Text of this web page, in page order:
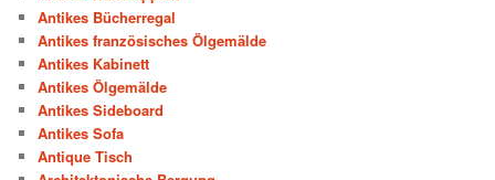
Antikes Bücherregal
Antikes französisches Ölgemälde
Antikes Kabinett
Antikes Ölgemälde
Antikes Sideboard
Antikes Sofa
Antique Tisch